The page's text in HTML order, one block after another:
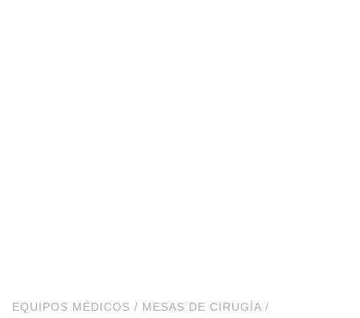
EQUIPOS MÉDICOS / MESAS DE CIRUGÍA /